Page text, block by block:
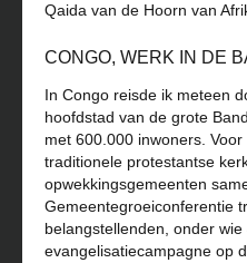
Qaida van de Hoorn van
CONGO, WERK IN DE
In Congo reisde ik meteen
hoofdstad van de grote
met 600.000 inwoners.
traditionele protestantse
opwekkingsgemeenten
Gemeentegroeiconferentie
belangstellenden, onder
evangelisatiecampagne op